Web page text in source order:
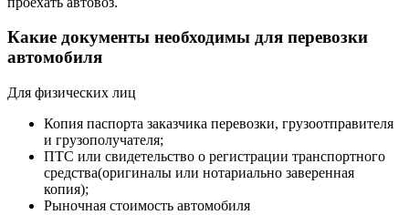
Какие документы необходимы для перевозки
автомобиля
Для физических лиц
Копия паспорта заказчика перевозки, грузоотправителя
и грузополучателя;
ПТС или свидетельство о регистрации транспортного
средства(оригиналы или нотариально заверенная
копия);
Рыночная стоимость автомобиля